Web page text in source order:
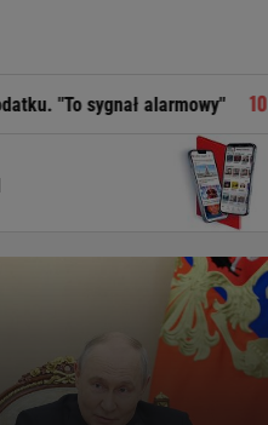
alarmowy" Moby